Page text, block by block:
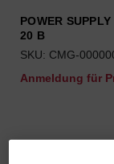
POWER
20 B
SKU: CMG-
Anmeldung für